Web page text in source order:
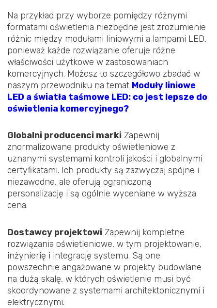
Na przykład przy wyborze pomiędzy różnymi
formatami oświetlenia niezbędne jest zrozumienie
różnic między modułami liniowymi a lampami LED,
ponieważ każde rozwiązanie oferuje różne
właściwości użytkowe w zastosowaniach
komercyjnych. Możesz to szczegółowo zbadać w
naszym przewodniku na temat Moduły liniowe
LED a światła taśmowe LED: co jest lepsze do
oświetlenia komercyjnego?
Globalni producenci marki Zapewnij
znormalizowane produkty oświetleniowe z
uznanymi systemami kontroli jakości i globalnymi
certyfikatami. Ich produkty są zazwyczaj spójne i
niezawodne, ale oferują ograniczoną
personalizację i są ogólnie wyceniane w wyższa
cena.
Dostawcy projektowi Zapewnij kompletne
rozwiązania oświetleniowe, w tym projektowanie,
inżynierię i integrację systemu. Są one
powszechnie angażowane w projekty budowlane
na dużą skalę, w których oświetlenie musi być
skoordynowane z systemami architektonicznymi i
elektrycznymi.